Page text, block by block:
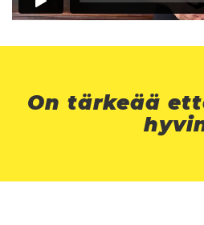
On tärkeää